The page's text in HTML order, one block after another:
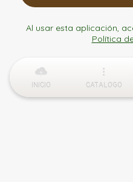
Al usar esta aplicación,
Política
INICIO CATALOGO